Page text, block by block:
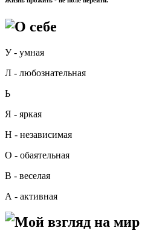
О себе
У - умная
Л - любознательная
Ь
Я - яркая
Н - независимая
О - обаятельная
В - веселая
А - активная
Мой взгляд на мир